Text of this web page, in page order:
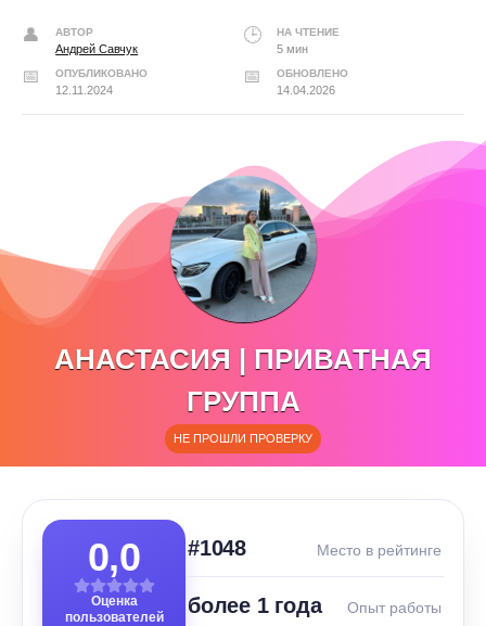
АВТОР
Андрей Савчук
НА ЧТЕНИЕ
5 мин
ОПУБЛИКОВАНО
12.11.2024
ОБНОВЛЕНО
14.04.2026
АНАСТАСИЯ | ПРИВАТНАЯ
ГРУППА
НЕ ПРОШЛИ ПРОВЕРКУ
0,0
Оценка
пользователей
#1048 Место в рейтинге
более 1 года Опыт работы